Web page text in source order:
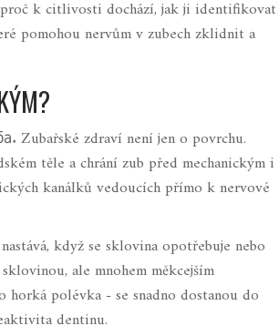
k citlivosti dochází, jak ji identifikovat
pomohou nervům v zubech zklidnit a
Zubařské zdraví není jen o povrchu.
těle a chrání zub před mechanickým i
kanálků vedoucích přímo k nervové
když se sklovina opotřebuje nebo
ale mnohem měkcejším
polévka - se snadno dostanou do
dentinu.